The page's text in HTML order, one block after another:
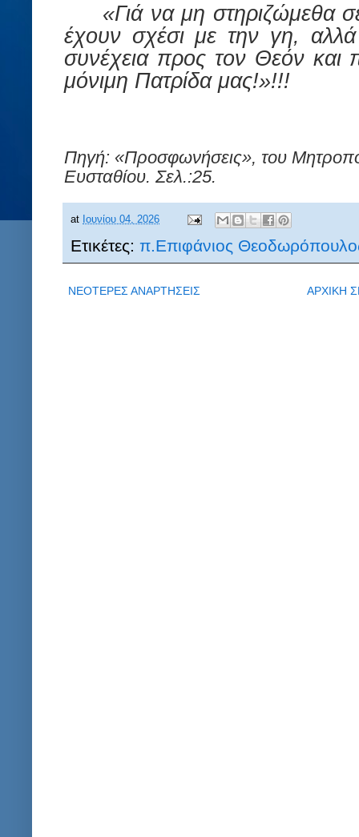
«Γιάνα μη στηριζώμεθα
έχουν σχέσι με την γη,
συνέχεια προς τον Θεόν
μόνιμη Πατρίδα μας!»!!!
Πηγή: «Προσφωνήσεις», του
Ευσταθίου. Σελ.:25.
at Ιουνίου 04, 2026
Ετικέτες: π.Επιφάνιος
ΝΕΟΤΕΡΕΣ ΑΝΑΡΤΗΣΕΙΣ ΑΡΧΙΚΗ